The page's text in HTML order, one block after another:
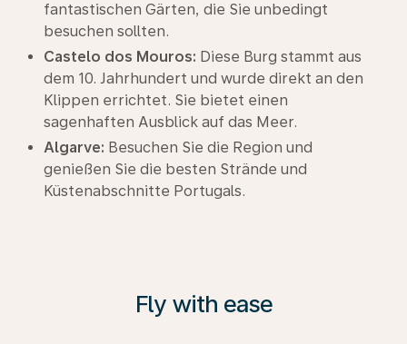
fantastischen Gärten, die Sie unbedingt
besuchen sollten.
Castelo dos Mouros: Diese Burg stammt aus
dem 10. Jahrhundert und wurde direkt an den
Klippen errichtet. Sie bietet einen
sagenhaften Ausblick auf das Meer.
Algarve: Besuchen Sie die Region und
genießen Sie die besten Strände und
Küstenabschnitte Portugals.
Fly with ease